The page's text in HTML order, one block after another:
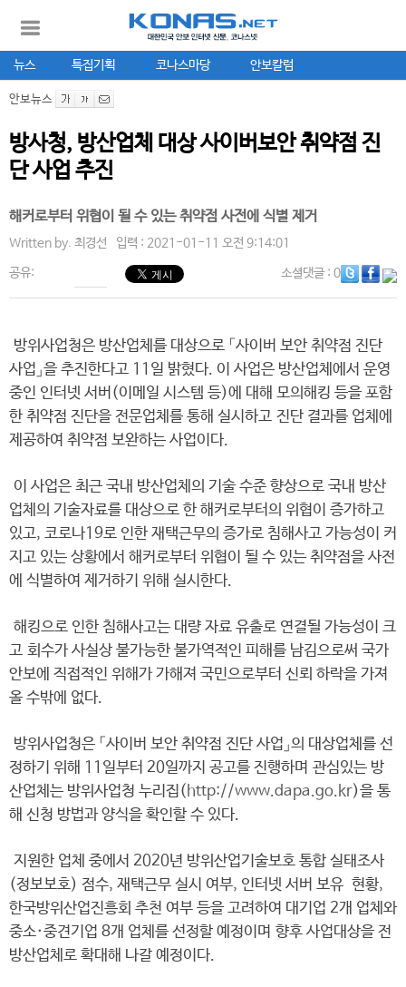
뉴스 특집기획 코나스마당 안보칼럼
안보뉴스
방사청, 방산업체 대상 사이버보안 취약점 진
단 사업 추진
해커로부터 위협이 될 수 있는 취약점 사전에 식별 제거
Written by. 최경선 입력 : 2021-01-11 오전 9:14:01
공유: 소셜댓글: 0
방위사업청은 방산업체를 대상으로 「사이버 보안 취약점 진단
사업」을 추진한다고 11일 밝혔다. 이 사업은 방산업체에서 운영
중인 인터넷 서버(이메일 시스템 등)에 대해 모의해킹 등을 포함
한 취약점 진단을 전문업체를 통해 실시하고 진단 결과를 업체에
제공하여 취약점 보완하는 사업이다.
이 사업은 최근 국내 방산업체의 기술 수준 향상으로 국내 방산
업체의 기술자료를 대상으로 한 해커로부터의 위협이 증가하고
있고, 코로나19로 인한 재택근무의 증가로 침해사고 가능성이 커
지고 있는 상황에서 해커로부터 위협이 될 수 있는 취약점을 사전
에 식별하여 제거하기 위해 실시한다.
해킹으로 인한 침해사고는 대량 자료 유출로 연결될 가능성이 크
고 회수가 사실상 불가능한 불가역적인 피해를 남김으로써 국가
안보에 직접적인 위해가 가해져 국민으로부터 신뢰 하락을 가져
올 수밖에 없다.
방위사업청은 「사이버 보안 취약점 진단 사업」의 대상업체를 선
정하기 위해 11일부터 20일까지 공고를 진행하며 관심있는 방
산업체는 방위사업청 누리집( http://www.dapa.go.kr)을 통
해 신청 방법과 양식을 확인할 수 있다.
지원한 업체 중에서 2020년 방위산업기술보호 통합 실태조사
(정보보호) 점수, 재택근무 실시 여부, 인터넷 서버 보유 현황,
한국방위산업진흥회 추천 여부 등을 고려하여 대기업 2개 업체와
중소·중견기업 8개 업체를 선정할 예정이며 향후 사업대상을 전
방산업체로 확대해 나갈 예정이다.